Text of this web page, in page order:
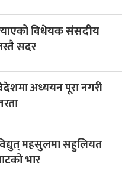
विधेयक संसदीय
सदर
अध्ययन पूरा नगरी
महसुलमा सहुलियत
भार